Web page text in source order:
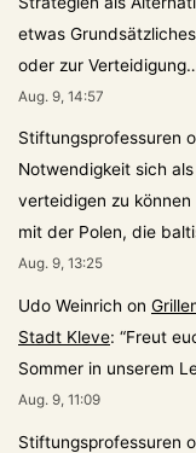
etwas
oder zur
Aug. 9, 14:57
Stiftungsprofessuren
Notwendigkeit sich
verteidigen zu
mit der Polen, die
Aug. 9, 13:25
Udo Weinrich on
Stadt Kleve: “Freut
Sommer in unserem
Aug. 9, 11:09
Stiftungsprofessuren